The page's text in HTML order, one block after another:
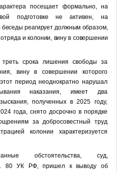
посещает формально, на
подготовке не активен, на
реагирует должным образом,
и колонии, вину в совершении
срока лишения свободы за
вину в совершении которого
период неоднократно нарушал
наказания, имеет два
полученных в 2025 году,
года, снято досрочно в порядке
за добросовестный труд
колонии характеризуется
обстоятельства, суд,
80 УК РФ, пришел к выводу об